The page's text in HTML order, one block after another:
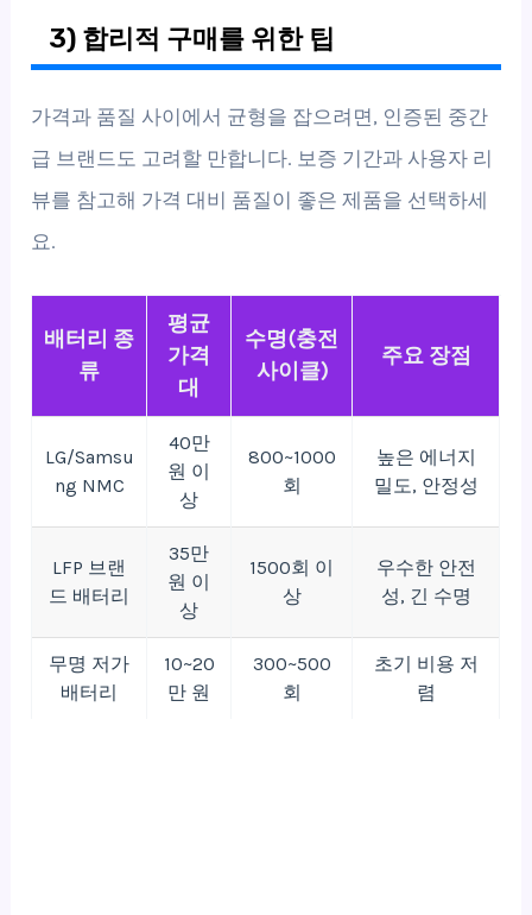
3) 합리적 구매를 위한 팁
가격과 품질 사이에서 균형을 잡으려면, 인증된 중간
급 브랜드도 고려할 만합니다. 보증 기간과 사용자 리
뷰를 참고해 가격 대비 품질이 좋은 제품을 선택하세
요.
배터리 종
류
평균
가격
대
수명(충전
사이클)
주요 장점
LG/Samsu
ng NMC
40만
원 이
상
800~1000
회
높은 에너지
밀도, 안정성
LFP 브랜
드 배터리
35만
원 이
상
1500회 이
상
우수한 안전
성, 긴 수명
무명 저가
배터리
10~20
만 원
300~500
회
초기 비용 저
렴